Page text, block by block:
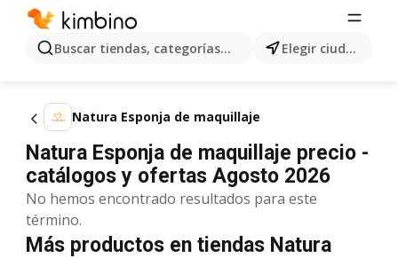
Buscar tiendas, categorías, productos... Elegir ciudad
Natura Esponja de maquillaje
Natura Esponja de maquillaje precio -
catálogos y ofertas Agosto 2026
No hemos encontrado resultados para este
término.
Más productos en tiendas Natura